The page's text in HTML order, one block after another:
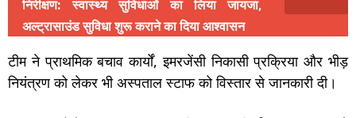
निरीक्षण: स्वास्थ्य सुविधाओं का लिया जायजा,
अल्ट्रासाउंड सुविधा शुरू कराने का दिया आश्वासन
टीम ने प्राथमिक बचाव कार्यों, इमरजेंसी निकासी प्रक्रिया और भीड़
नियंत्रण को लेकर भी अस्पताल स्टाफ को विस्तार से जानकारी दी।